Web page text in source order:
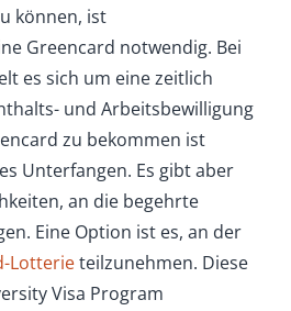
können, ist
Greencard notwendig. Bei
es sich um eine zeitlich
und Arbeitsbewilligung
zu bekommen ist
Unterfangen. Es gibt aber
an die begehrte
Eine Option ist es, an der
Lotterieteilzunehmen. Diese
Visa Program